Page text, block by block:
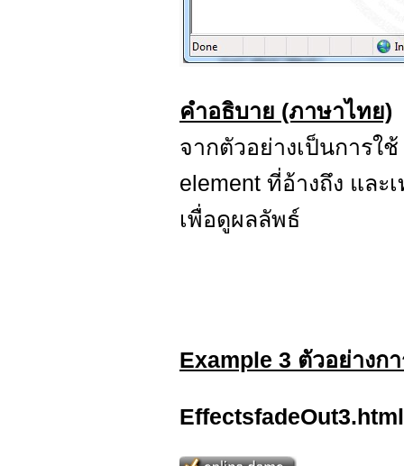
คำอธิบาย (ภาษาไทย)
จากตัวอย่างเป็นการใช้
element ที่อ้างถึง และ
เพื่อดูผลลัพธ์
Example 3 ตัวอย่างก
EffectsfadeOut3.html